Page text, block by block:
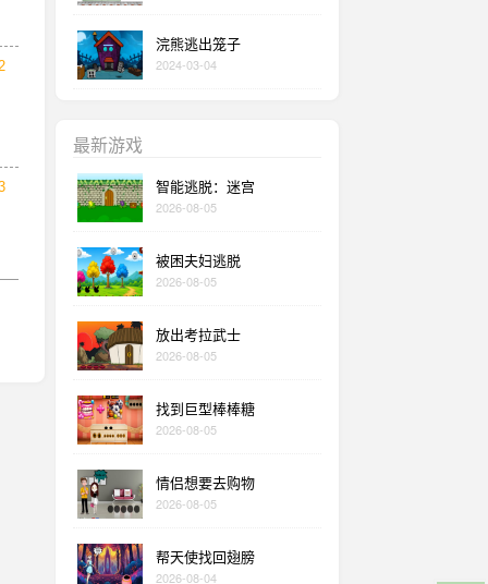
浣熊逃出笼子
2024-03-04
最新游戏
智能逃脱：迷宫
2026-08-05
被困夫妇逃脱
2026-08-05
放出考拉武士
2026-08-05
找到巨型棒棒糖
2026-08-05
情侣想要去购物
2026-08-05
帮天使找回翅膀
2026-08-04